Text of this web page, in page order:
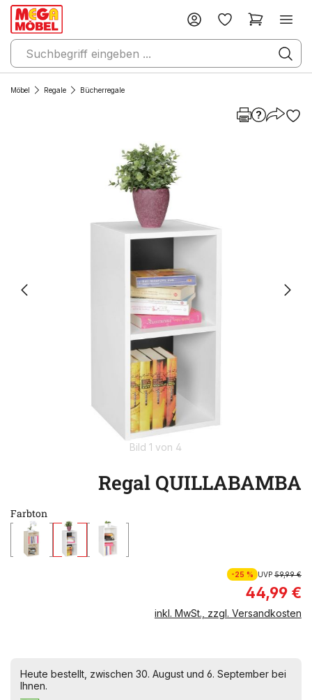
Möbel Regale Bücherregale
Bild 1 von 4
Regal QUILLABAMBA
Farbton
-25 % UVP59,99 €
44,99 €
inkl. MwSt., zzgl. Versandkosten
Heute bestellt, zwischen 30. August und 6. September bei
Ihnen.